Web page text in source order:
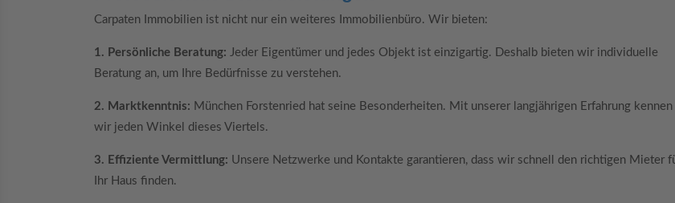
Carpaten Immobilien ist nicht nur ein weiteres Immobilienbüro. Wir bieten:
1. Persönliche Beratung: Jeder Eigentümer und jedes Objekt ist einzigartig. Deshalb bieten wir individuelle
Beratung an, um Ihre Bedürfnisse zu verstehen.
2. Marktkenntnis: München Forstenried hat seine Besonderheiten. Mit unserer langjährigen Erfahrung kennen
wir jeden Winkel dieses Viertels.
3. Effiziente Vermittlung: Unsere Netzwerke und Kontakte garantieren, dass wir schnell den richtigen Mieter
Ihr Haus finden.